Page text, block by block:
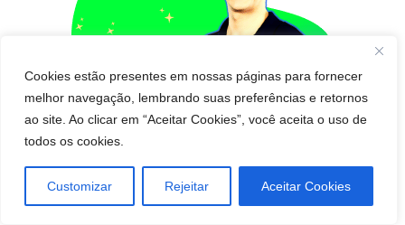
Cookies estão presentes em nossas páginas para fornecer
melhor navegação, lembrando suas preferências e retornos
ao site. Ao clicar em “Aceitar Cookies”, você aceita o uso de
todos os cookies.
Customizar Rejeitar Aceitar Cookies